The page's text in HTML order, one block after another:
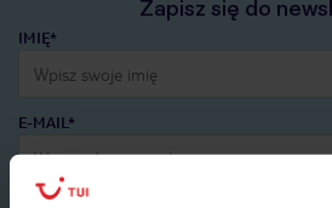
Zapisz się do
IMIĘ*
E-MAIL*
Wyrażam zgodę na przetwarzanie